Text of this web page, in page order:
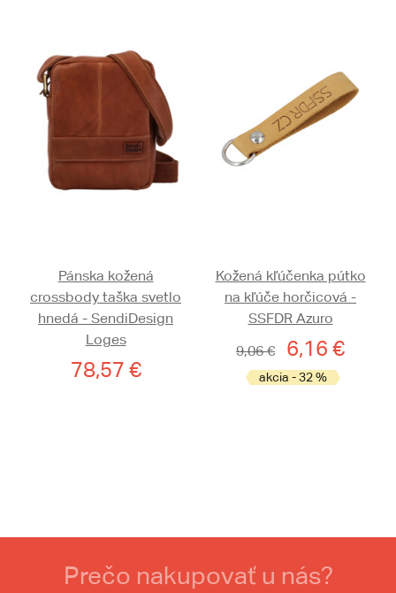
Pánska kožená
crossbody taška svetlo
hnedá - SendiDesign
Loges
78,57 €
Kožená kľúčenka pútko
na kľúče horčicová -
SSFDR Azuro
9,06 €
6,16 €
akcia - 32 %
Prečo nakupovať u nás?